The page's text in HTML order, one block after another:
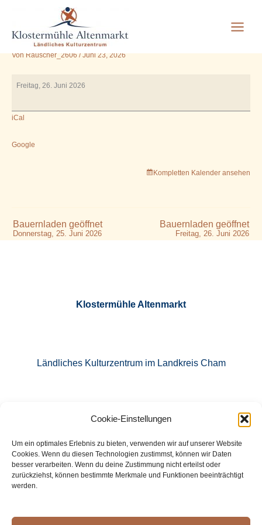
Cookie-Einstellungen
Um ein optimales Erlebnis zu bieten, verwenden wir auf unserer Website
Cookies. Wenn du diesen Technologien zustimmst, können wir Daten
besser verarbeiten. Wenn du deine Zustimmung nicht erteilst oder
zurückziehst, können bestimmte Merkmale und Funktionen beeinträchtigt
werden.
springen
VHS - Kochkurs in der
Wirtschaftsküche
VonRauscher_2606/Juni 23, 2026
in
Wirtschaftsküche
Freitag, 26. Juni 2026
iCal
Google
Kompletten Kalender ansehen
Bauernladen geöffnet
Donnerstag, 25. Juni 2026
Bauernladen geöffnet
Freitag, 26. Juni 2026
Klostermühle Altenmarkt
Ländliches Kulturzentrum im Landkreis Cham
E-Mail: info@klostermuehle-altenmarkt.de
Tel.: 09971 760871